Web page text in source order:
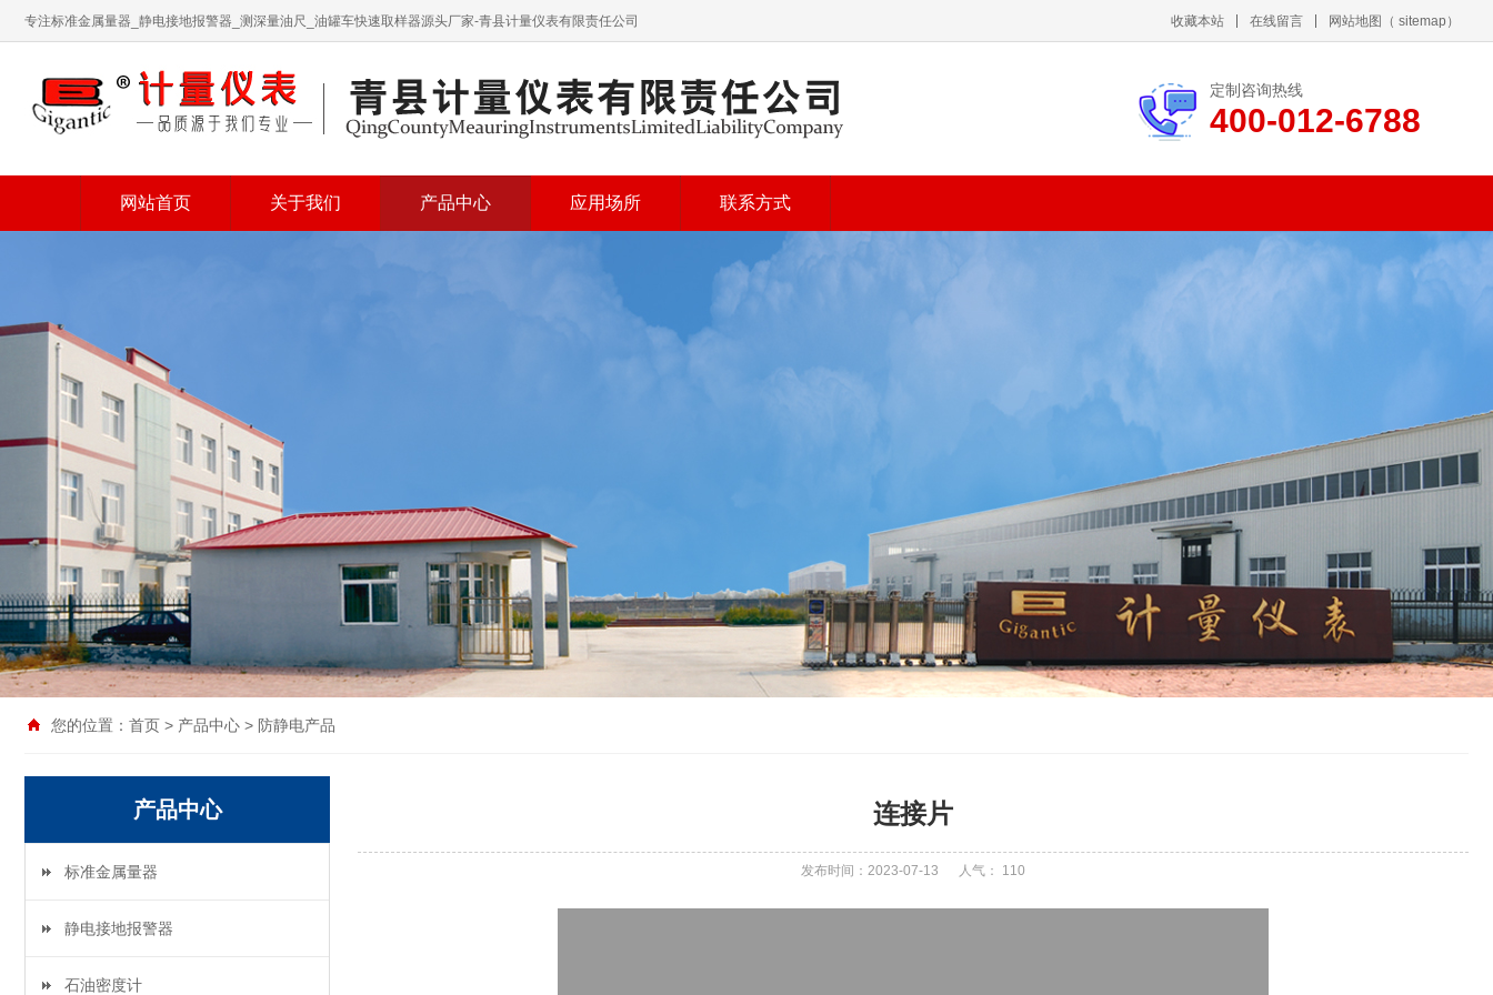
专注标准金属量器_静电接地报警器_测深量油尺_油罐车快速取样器源头厂家-青县计量仪表有限责任公司 收藏本站 在线留言 网站地图 （ sitemap ）
定制咨询热线
400-012-6788
网站首页 关于我们 产品中心 应用场所 联系方式
您的位置： 首页 > 产品中心 > 防静电产品
产品中心
标准金属量器
静电接地报警器
石油密度计
连接片
发布时间：2023-07-13 人气： 110